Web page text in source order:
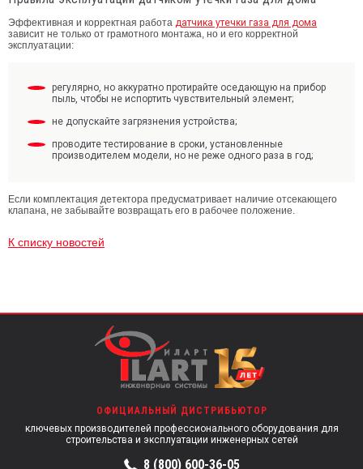
Эффективная и корректная работа датчика утечки газа для дома
зависит не только от грамотного монтажа, но и его корректной
эксплуатации:
регулярно, но аккуратно протирайте оседающую на прибор
пыль, чтобы не испортить чувствительный элемент;
не допускайте загрязнения устройства;
проводите тестирование в сроки, установленные
производителем модели, но не реже одного раза в год;
Если комплектация детектора предусматривает наличие отсекающего
клапана, не забывайте возвращать его в рабочее положение.
К списку новостей
ОФИЦИАЛЬНЫЙ ДИСТРИБЬЮТОР
ключевых производителей профессионального оборудования для
строительства и эксплуатации инженерных сетей
8 (800) 600-36-05